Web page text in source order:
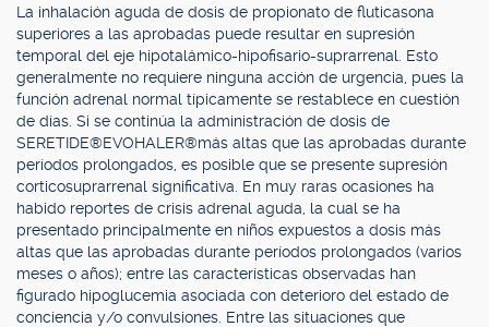
La inhalación aguda de dosis de propionato de fluticasona
superiores a las aprobadas puede resultar en supresión
temporal del eje hipotalámico-hipofisario-suprarrenal. Esto
generalmente no requiere ninguna acción de urgencia, pues la
función adrenal normal típicamente se restablece en cuestión
de días. Si se continúa la administración de dosis de
SERETIDE®EVOHALER®más altas que las aprobadas durante
períodos prolongados, es posible que se presente supresión
corticosuprarrenal significativa. En muy raras ocasiones ha
habido reportes de crisis adrenal aguda, la cual se ha
presentado principalmente en niños expuestos a dosis más
altas que las aprobadas durante períodos prolongados (varios
meses o años); entre las características observadas han
figurado hipoglucemia asociada con deterioro del estado de
conciencia y/o convulsiones. Entre las situaciones que